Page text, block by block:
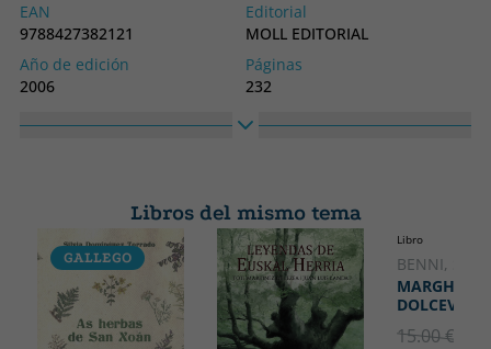
EAN
9788427382121
Editorial
MOLL EDITORIAL
Año de edición
2006
Páginas
232
Idioma
Libros del mismo tema
GALLEGO CATALÁN
Libro
BENNI,
DOLCEVITA
15.00 €